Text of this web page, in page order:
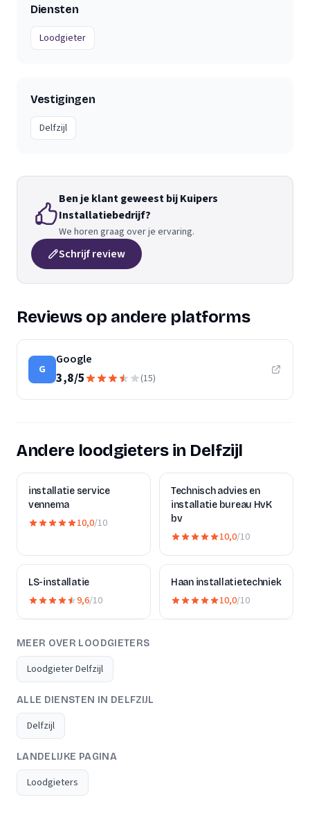
Diensten
Loodgieter
Vestigingen
Delfzijl
Ben je klant geweest bij Kuipers
Installatiebedrijf?
We horen graag over je ervaring.
Schrijf review
Reviews op andere platforms
G
Google
3,8/5 (15)
Andere loodgieters in Delfzijl
installatie service
vennema
10,0/10
Technisch advies en
installatie bureau HvK
bv
10,0/10
LS-installatie
9,6/10
Haan installatietechniek
10,0/10
MEER OVER LOODGIETERS
Loodgieter Delfzijl
ALLE DIENSTEN IN DELFZIJL
Delfzijl
LANDELIJKE PAGINA
Loodgieters